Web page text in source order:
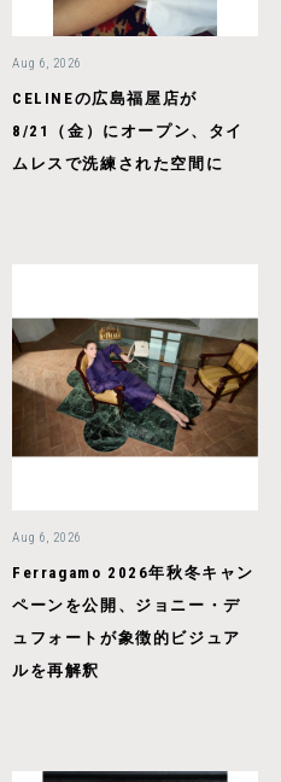
Aug 6, 2026
CELINEの広島福屋店が
8/21（金）にオープン、タイ
ムレスで洗練された空間に
Aug 6, 2026
Ferragamo 2026年秋冬キャン
ペーンを公開、ジョニー・デ
ュフォートが象徴的ビジュア
ルを再解釈